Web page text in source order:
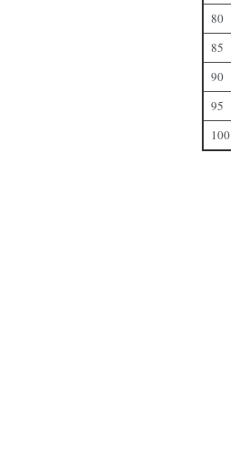
80
85
90
95
100